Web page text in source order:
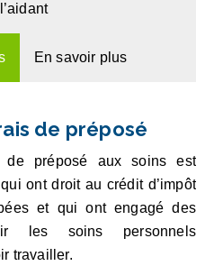
En savoir plus
de préposé
de préposé aux soins est
ont droit au crédit d’impôt
et qui ont engagé des
les soins personnels
travailler.